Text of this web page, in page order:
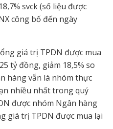
svck (số liệu được
công bố đến ngày
giá trị TPDN được mua
tỷ đồng, giảm 18,5% so
hàng vẫn là nhóm thực
nhiều nhất trong quý
được nhóm Ngân hàng
giá trị TPDN được mua lại